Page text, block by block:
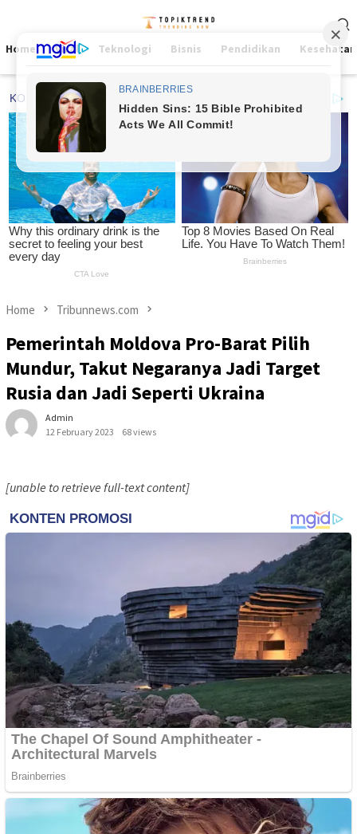
contentMenu
Home Viral Teknologi Bisnis Pendidikan Kesehatan
Home Tribunnews.com
Pemerintah Moldova Pro-Barat Pilih
Mundur, Takut Negaranya Jadi Target
Rusia dan Jadi Seperti Ukraina
Admin
12 February 2023
68 views
[unable to retrieve full-text content]